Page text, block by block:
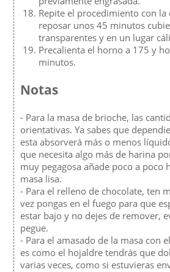
Repite el procedimiento con la
reposar unos 45 minutos
transparentes y en un lugar
Precalienta el horno a 175 y
minutos.
Notas
- Para la masa de brioche, las
orientativas. Ya sabes que
esta absorverá más o menos
que necesita algo más de harina
muy pegagosa añade poco a poco
masa lisa.
- Para el relleno de chocolate, ten
vez pongas en el fuego para que
estar bajo y no dejes de remover,
pegue.
- Para el amasado de la masa con
es como el hojaldre tendrás que
varias veces, como si estuvieras